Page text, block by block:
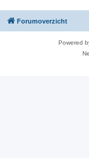
Forumoverzicht
Powered